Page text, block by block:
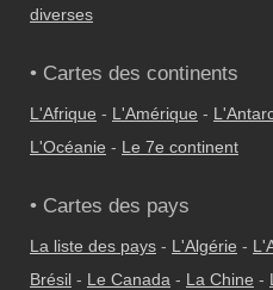
diverses
• Cartes des continents
L'Afrique - L'Amérique -
L'Océanie - Le 7e continent
• Cartes des pays
La liste des pays - L'Algérie -
Brésil - Le Canada - La Chine -